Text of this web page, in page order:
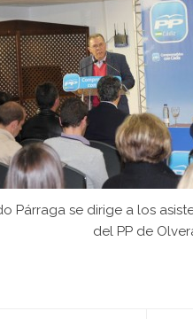
Párraga se dirige a los
del PP de